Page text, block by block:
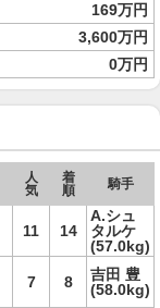
169万円
3,600万円
0万円
人
気
着
順
騎手
11 14
A.シュ
タルケ
(57.0kg)
7 8
吉田 豊
(58.0kg)